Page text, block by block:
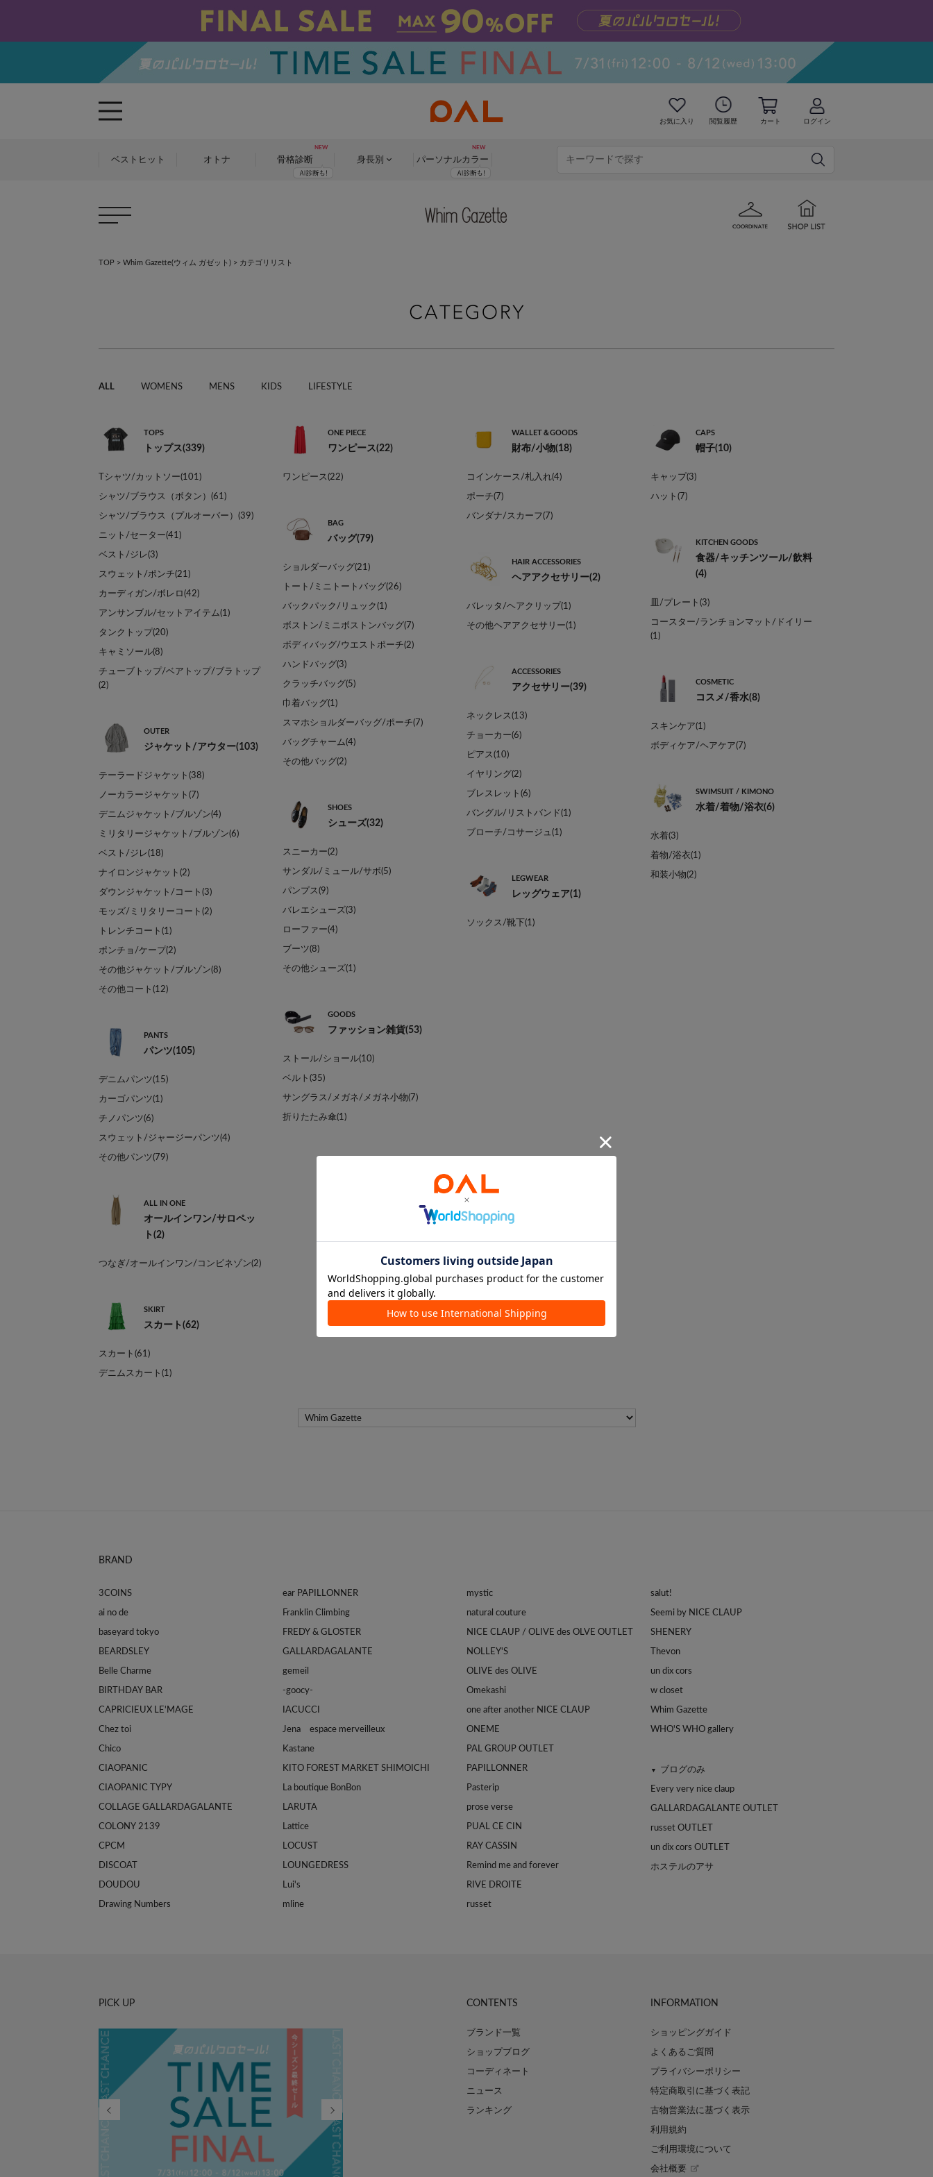
お気に入り 閲覧履歴 カート ログイン
ベストヒット オトナ 骨格診断 身長別 パーソナルカラー
TOP > Whim Gazette(ウィム ガゼット) > カテゴリリスト
ALL WOMENS MENS KIDS LIFESTYLE
TOPS
トップス(339)
Tシャツ/カットソー(101)
シャツ/ブラウス（ボタン）(61)
シャツ/ブラウス（プルオーバー）(39)
ニット/セーター(41)
ベスト/ジレ(3)
スウェット/ポンチ(21)
カーディガン/ボレロ(42)
アンサンブル/セットアイテム(1)
タンクトップ(20)
キャミソール(8)
チューブトップ/ベアトップ/ブラトップ
(2)
OUTER
ジャケット/アウター(103)
テーラードジャケット(38)
ノーカラージャケット(7)
デニムジャケット/ブルゾン(4)
ミリタリージャケット/ブルゾン(6)
ベスト/ジレ(18)
ナイロンジャケット(2)
ダウンジャケット/コート(3)
モッズ/ミリタリーコート(2)
トレンチコート(1)
ポンチョ/ケープ(2)
その他ジャケット/ブルゾン(8)
その他コート(12)
PANTS
パンツ(105)
デニムパンツ(15)
カーゴパンツ(1)
チノパンツ(6)
スウェット/ジャージーパンツ(4)
その他パンツ(79)
ALL IN ONE
オールインワン/サロペッ
ト(2)
つなぎ/オールインワン/コンビネゾン(2)
SKIRT
スカート(62)
スカート(61)
デニムスカート(1)
ONE PIECE
ワンピース(22)
ワンピース(22)
BAG
バッグ(79)
ショルダーバッグ(21)
トート/ミニトートバッグ(26)
バックパック/リュック(1)
ボストン/ミニボストンバッグ(7)
ボディバッグ/ウエストポーチ(2)
ハンドバッグ(3)
クラッチバッグ(5)
巾着バッグ(1)
スマホショルダーバッグ/ポーチ(7)
バッグチャーム(4)
その他バッグ(2)
SHOES
シューズ(32)
スニーカー(2)
サンダル/ミュール/サボ(5)
パンプス(9)
バレエシューズ(3)
ローファー(4)
ブーツ(8)
その他シューズ(1)
GOODS
ファッション雑貨(53)
ストール/ショール(10)
ベルト(35)
サングラス/メガネ/メガネ小物(7)
折りたたみ傘(1)
WALLET＆GOODS
財布/小物(18)
コインケース/札入れ(4)
ポーチ(7)
バンダナ/スカーフ(7)
HAIR ACCESSORIES
ヘアアクセサリー(2)
バレッタ/ヘアクリップ(1)
その他ヘアアクセサリー(1)
ACCESSORIES
アクセサリー(39)
ネックレス(13)
チョーカー(6)
ピアス(10)
イヤリング(2)
ブレスレット(6)
バングル/リストバンド(1)
ブローチ/コサージュ(1)
LEGWEAR
レッグウェア(1)
ソックス/靴下(1)
CAPS
帽子(10)
キャップ(3)
ハット(7)
KITCHEN GOODS
食器/キッチンツール/飲料
(4)
皿/プレート(3)
コースター/ランチョンマット/ドイリー
(1)
COSMETIC
コスメ/香水(8)
スキンケア(1)
ボディケア/ヘアケア(7)
SWIMSUIT / KIMONO
水着/着物/浴衣(6)
水着(3)
着物/浴衣(1)
和装小物(2)
BRAND
3COINS
ai no de
baseyard tokyo
BEARDSLEY
Belle Charme
BIRTHDAY BAR
CAPRICIEUX LE'MAGE
Chez toi
Chico
CIAOPANIC
CIAOPANIC TYPY
COLLAGE GALLARDAGALANTE
COLONY 2139
CPCM
DISCOAT
DOUDOU
Drawing Numbers
ear PAPILLONNER
Franklin Climbing
FREDY & GLOSTER
GALLARDAGALANTE
gemeil
-goocy-
IACUCCI
Jena espace merveilleux
Kastane
KITO FOREST MARKET SHIMOICHI
La boutique BonBon
LARUTA
Lattice
LOCUST
LOUNGEDRESS
Lui's
mline
mystic
natural couture
NICE CLAUP / OLIVE des OLVE OUTLET
NOLLEY'S
OLIVE des OLIVE
Omekashi
one after another NICE CLAUP
ONEME
PAL GROUP OUTLET
PAPILLONNER
Pasterip
prose verse
PUAL CE CIN
RAY CASSIN
Remind me and forever
RIVE DROITE
russet
salut!
Seemi by NICE CLAUP
SHENERY
Thevon
un dix cors
w closet
Whim Gazette
WHO'S WHO gallery
▼ ブログのみ
Every very nice claup
GALLARDAGALANTE OUTLET
russet OUTLET
un dix cors OUTLET
ホステルのアサ
PICK UP CONTENTS
ブランド一覧
ショップブログ
コーディネート
ニュース
ランキング
INFORMATION
ショッピングガイド
よくあるご質問
プライバシーポリシー
特定商取引に基づく表記
古物営業法に基づく表示
利用規約
ご利用環境について
会社概要